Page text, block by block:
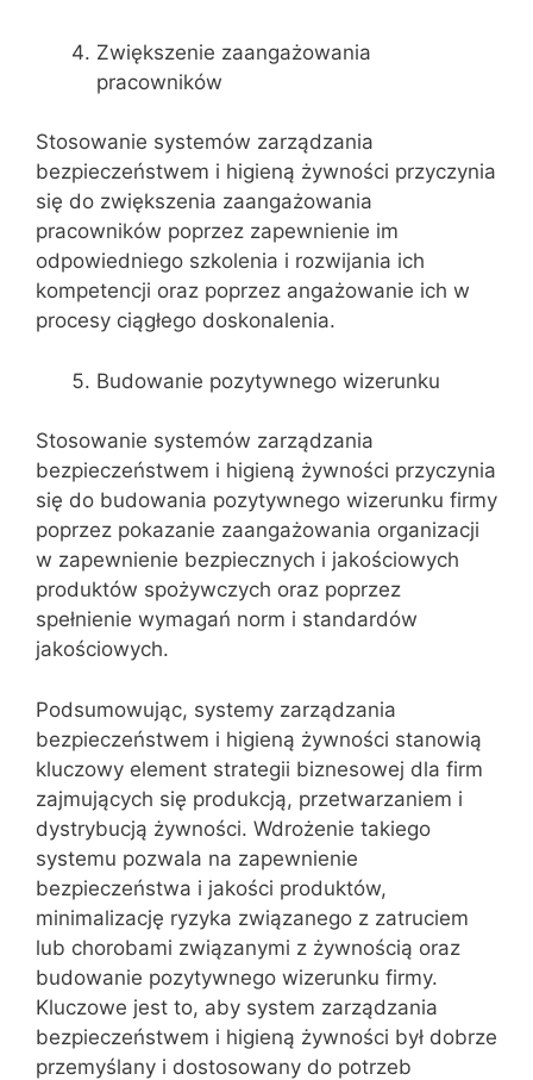
Zwiększenie zaangażowania
pracowników
Stosowanie systemów zarządzania
bezpieczeństwem i higieną żywności przyczynia
się do zwiększenia zaangażowania
pracowników poprzez zapewnienie im
odpowiedniego szkolenia i rozwijania ich
kompetencji oraz poprzez angażowanie ich w
procesy ciągłego doskonalenia.
Budowanie pozytywnego wizerunku
Stosowanie systemów zarządzania
bezpieczeństwem i higieną żywności przyczynia
się do budowania pozytywnego wizerunku firmy
poprzez pokazanie zaangażowania organizacji
w zapewnienie bezpiecznych i jakościowych
produktów spożywczych oraz poprzez
spełnienie wymagań norm i standardów
jakościowych.
Podsumowując, systemy zarządzania
bezpieczeństwem i higieną żywności stanowią
kluczowy element strategii biznesowej dla firm
zajmujących się produkcją, przetwarzaniem i
dystrybucją żywności. Wdrożenie takiego
systemu pozwala na zapewnienie
bezpieczeństwa i jakości produktów,
minimalizację ryzyka związanego z zatruciem
lub chorobami związanymi z żywnością oraz
budowanie pozytywnego wizerunku firmy.
Kluczowe jest to, aby system zarządzania
bezpieczeństwem i higieną żywności był dobrze
przemyślany i dostosowany do potrzeb